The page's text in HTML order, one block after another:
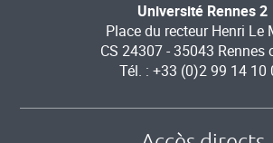
Université Rennes 2
Place du recteur Henri Le
CS 24307 - 35043 Rennes
Tél. : +33 (0)2 99 14 10